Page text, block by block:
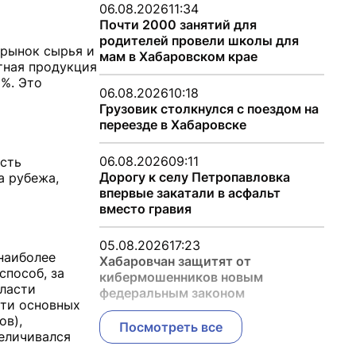
сырья и
продукция
Это
рубежа,
за
основных
06.08.202611:34
Почти 2000 занятий для
родителей провели школы для
мам в Хабаровском крае
06.08.202610:18
Грузовик столкнулся с поездом на
переезде в Хабаровске
06.08.202609:11
Дорогу к селу Петропавловка
впервые закатали в асфальт
вместо гравия
05.08.202617:23
Хабаровчан защитят от
кибермошенников новым
федеральным законом
Посмотреть все